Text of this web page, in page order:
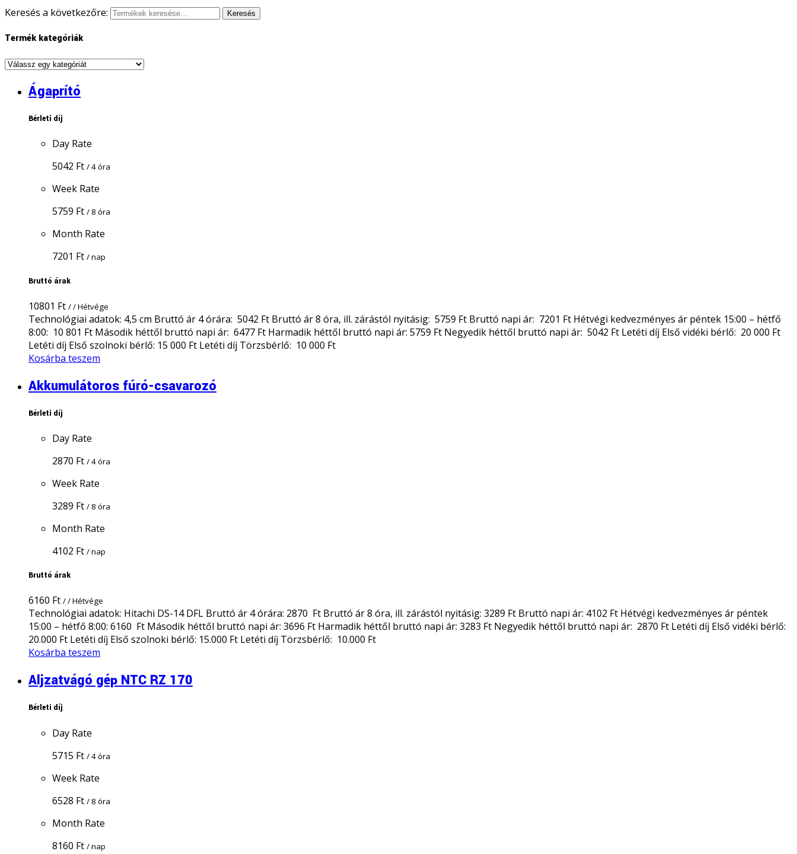
Keresés a következőre: Keresés
Termék kategóriák
Ágaprító
Bérleti díj
Day Rate
5042 Ft / 4 óra
Week Rate
5759 Ft / 8 óra
Month Rate
7201 Ft / nap
Bruttó árak
10801 Ft / / Hétvége
Technológiai adatok: 4,5 cm Bruttó ár 4 órára: 5042 Ft Bruttó ár 8 óra, ill. zárástól nyitásig: 5759 Ft Bruttó napi ár: 7201 Ft Hétvégi kedvezményes ár péntek 15:00 – hétfő
8:00: 10 801 Ft Második héttől bruttó napi ár: 6477 Ft Harmadik héttől bruttó napi ár: 5759 Ft Negyedik héttől bruttó napi ár: 5042 Ft Letéti díj Első vidéki bérlő: 20 000 Ft
Letéti díj Első szolnoki bérlő: 15 000 Ft Letéti díj Törzsbérlő: 10 000 Ft
Kosárba teszem
Akkumulátoros fúró-csavarozó
Bérleti díj
Day Rate
2870 Ft / 4 óra
Week Rate
3289 Ft / 8 óra
Month Rate
4102 Ft / nap
Bruttó árak
6160 Ft / / Hétvége
Technológiai adatok: Hitachi DS-14 DFL Bruttó ár 4 órára: 2870 Ft Bruttó ár 8 óra, ill. zárástól nyitásig: 3289 Ft Bruttó napi ár: 4102 Ft Hétvégi kedvezményes ár péntek
15:00 – hétfő 8:00: 6160 Ft Második héttől bruttó napi ár: 3696 Ft Harmadik héttől bruttó napi ár: 3283 Ft Negyedik héttől bruttó napi ár: 2870 Ft Letéti díj Első vidéki bérlő:
20.000 Ft Letéti díj Első szolnoki bérlő: 15.000 Ft Letéti díj Törzsbérlő: 10.000 Ft
Kosárba teszem
Aljzatvágó gép NTC RZ 170
Bérleti díj
Day Rate
5715 Ft / 4 óra
Week Rate
6528 Ft / 8 óra
Month Rate
8160 Ft / nap